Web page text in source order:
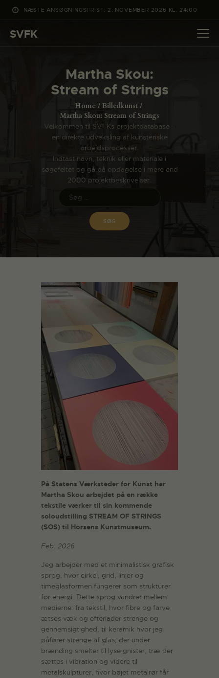
NÆSTE ANSØGNINGSFRIST: 2. NOVEMBER 2026 KL. 24:00
SVFK
Martha Skou:
Stream of Strings
Home
Billedkunst
Martha Skou: Stream of Strings
Velkommen til SVFKs projektdatabase –
en direkte udveksling af kunsteriske
arbejdsprocesser.
Indtast navn, teknik eller materiale i
søgefeltet og gå på opdagelse i mere end
2000 projektbeskrivelser.
DET SKER
PROJEKTER
ANSØG
OM SVFK
ENGLISH
På Statens Værksteder for Kunst har
Martha Skou arbejdet på en række
tekstile værker til sin kommende
soloudstilling STREAM OF STRINGS
(SOS) til Horsens Kunstmuseum.
Feb. 2026
Jeg arbejder med et minimalistisk grafisk
sprog, hvor cirkel, grid, linjer og
timeglasformen fungerer som strukturer
for energi. Dette sprog vandrer mellem
medierne: fra tekstil, hvor fibre og farve
ætses væk og efterlader strenge og
gennemsigtighed, til keramik hvor jeg
påfører strenge af glas, der under
brænding smelter til lyse gnister, træ der
sættes i vibration og videre til
metalskulpturer, hvor bøjet metalrør får